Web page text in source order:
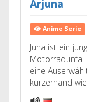
Arjuna
Anime Serie
Juna ist ein
eine
kurzerhand